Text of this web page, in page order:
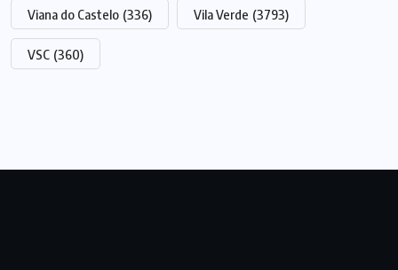
Viana do Castelo (336) Vila Verde (3793)
VSC (360)